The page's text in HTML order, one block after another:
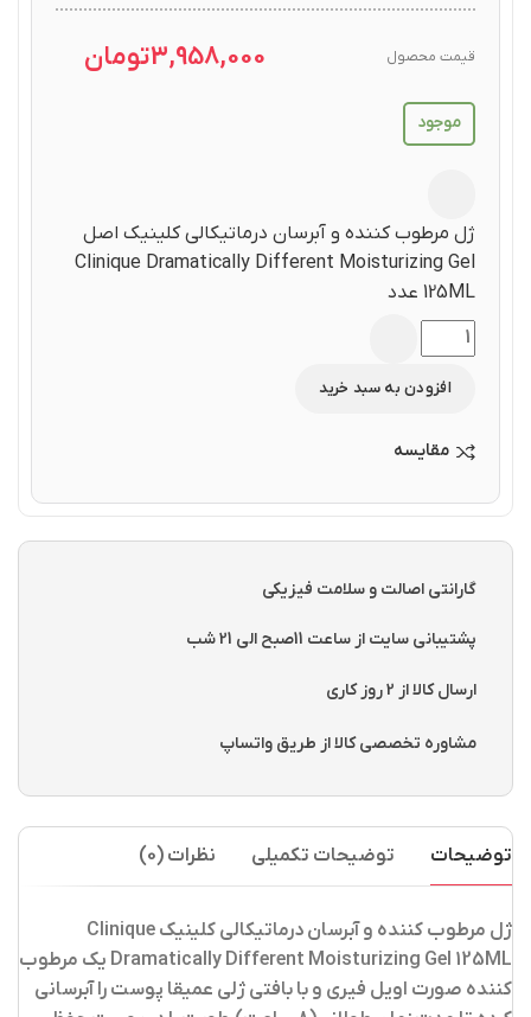
قیمت محصول 3,958,000تومان
موجود
ژل مرطوب کننده و آبرسان درماتیکالی کلینیک اصل
Clinique Dramatically Different Moisturizing Gel
125ML عدد
افزودن به سبد خرید
مقایسه
گارانتی اصالت و سلامت فیزیکی
پشتیبانی سایت از ساعت 11صبح الی 21 شب
ارسال کالا از 2 روز کاری
مشاوره تخصصی کالا از طریق واتساپ
توضیحات توضیحات تکمیلی نظرات (0)
ژل مرطوب کننده و آبرسان درماتیکالی کلینیک Clinique
Dramatically Different Moisturizing Gel 125ML یک مرطوب
کننده صورت اویل فیری و با بافتی ژلی عمیقا پوست را آبرسانی